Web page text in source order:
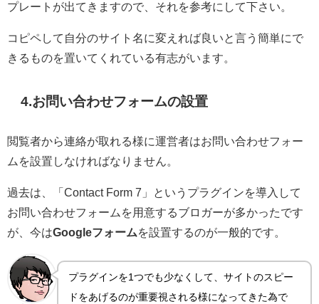
プレートが出てきますので、それを参考にして下さい。
コピペして自分のサイト名に変えれば良いと言う簡単にで
きるものを置いてくれている有志がいます。
4.お問い合わせフォームの設置
閲覧者から連絡が取れる様に運営者はお問い合わせフォー
ムを設置しなければなりません。
過去は、「Contact Form 7」というプラグインを導入して
お問い合わせフォームを用意するブロガーが多かったです
が、今はGoogleフォームを設置するのが一般的です。
プラグインを1つでも少なくして、サイトのスピー
ドをあげるのが重要視される様になってきた為で